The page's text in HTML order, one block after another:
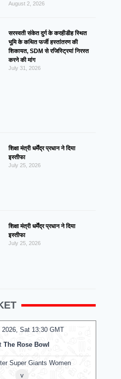
August 2, 2026
सरस्वती संकेत दुर्ग के करहीडीह स्थित
भूमि के कथित फर्जी हस्तांतरण की
शिकायत, SDM से रजिस्ट्रियां निरस्त
करने की मांग
July 31, 2026
शिक्षा मंत्री धर्मेंद्र प्रधान ने दिया
इस्तीफा
July 25, 2026
शिक्षा मंत्री धर्मेंद्र प्रधान ने दिया
इस्तीफा
July 25, 2026
2026, Sat 13:30 GMT
The Rose Bowl
Super Giants Women
v